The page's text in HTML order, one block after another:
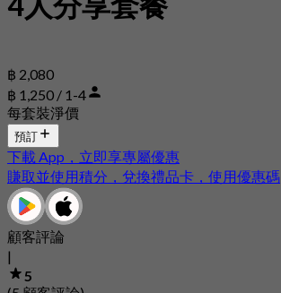
฿ 2,080
฿ 1,250 / 1-4
每套裝淨價
預訂
下載 App，立即享專屬優惠
賺取並使用積分，兌換禮品卡，使用優惠碼
顧客評論
|
5